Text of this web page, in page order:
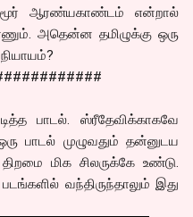
ஆரண்யகாண்டம் என்றால்
அதென்ன தமிழுக்கு ஒரு
பாடல். ஸ்ரீதேவிக்காகவே
பாடல் முழுவதும் தன்னுடய
மிக சிலருக்கே உண்டு.
வந்திருந்தாலும் இது